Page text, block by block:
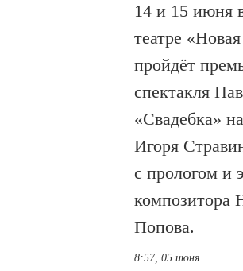
14 и 15 июня
театре
пройдёт
спектакля
«Свадебка»
Игоря
с прологом и
композитора
Попова.
8:57, 05 июня